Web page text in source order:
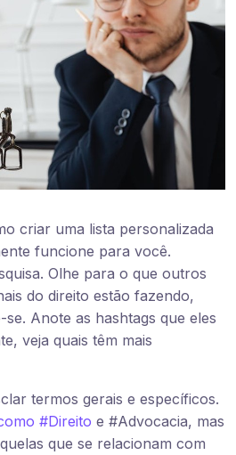
criar uma lista personalizada
funcione para você.
Olhe para o que outros
do direito estão fazendo,
Anote as hashtags que eles
veja quais têm mais
termos gerais e específicos.
#Direito e #Advocacia, mas
que se relacionam com